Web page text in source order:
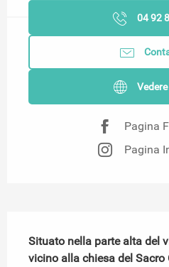
04 92
Pagina
Pagina
Situato nella parte alta del
vicino alla chiesa del Sacro